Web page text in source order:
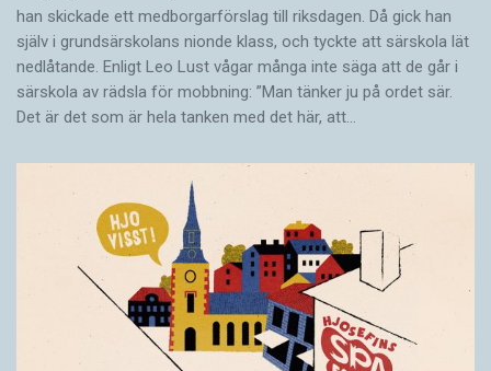
han skickade ett medborgarförslag till riksdagen. Då gick han
själv i grundsärskolans nionde klass, och tyckte att särskola lät
nedlåtande. Enligt Leo Lust vågar många inte säga att de går i
särskola av rädsla för mobbning: ”Man tänker ju på ordet sär.
Det är det som är hela tanken med det här, att…